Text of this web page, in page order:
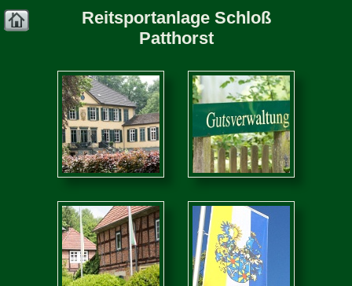
Reitsportanlage Schloß
Patthorst